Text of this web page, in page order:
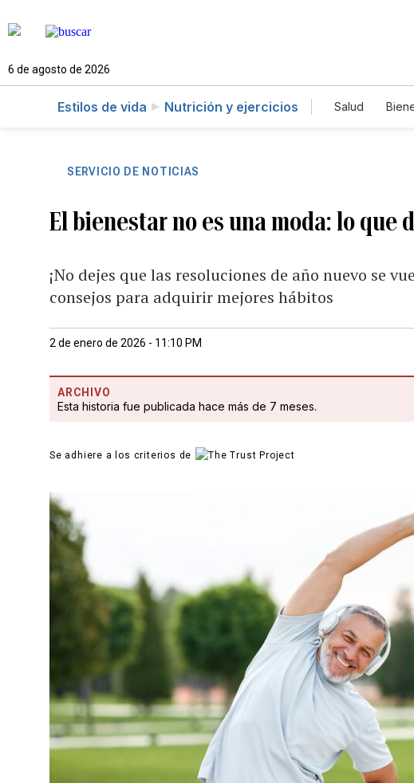
6 de agosto de 2026
Estilos de vida Nutrición y ejercicios Salud
SERVICIO DE NOTICIAS
El bienestar no es una moda: lo que
¡No dejes que las resoluciones de año nuevo se
consejos para adquirir mejores hábitos
2 de enero de 2026 - 11:10 PM
ARCHIVO
Esta historia fue publicada hace más de 7 meses.
Se adhiere a los criterios de